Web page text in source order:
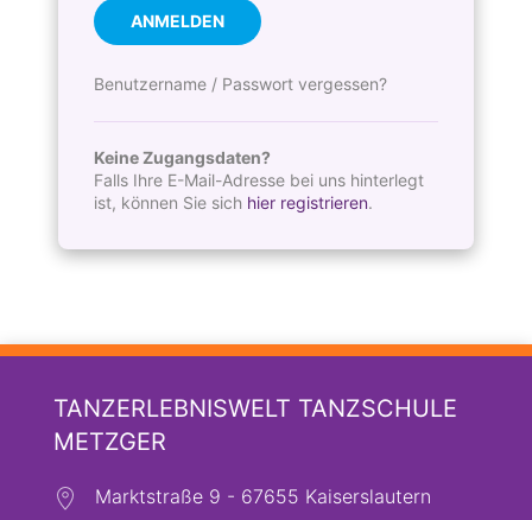
ANMELDEN
Benutzername / Passwort vergessen?
Keine Zugangsdaten?
Falls Ihre E-Mail-Adresse bei uns hinterlegt
ist, können Sie sich hier registrieren.
TANZERLEBNISWELT TANZSCHULE
METZGER
Marktstraße 9 - 67655 Kaiserslautern